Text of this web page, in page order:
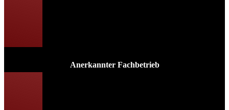
Anerkannter Fachbetrieb